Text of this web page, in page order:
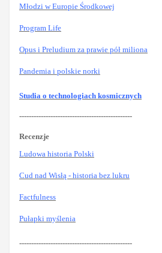
Młodzi w Europie Środkowej
Program Life
Opus i Preludium za prawie pół miliona
Pandemia i polskie norki
Studia o technologiach kosmicznych
-----------------------------------------------
Recenzje
Ludowa historia Polski
Cud nad Wisłą - historia bez lukru
Factfulness
Pułapki myślenia
-----------------------------------------------